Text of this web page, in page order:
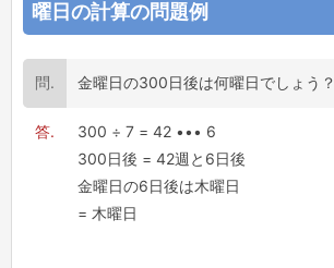
曜日の計算の問題例
金曜日の300日後は何曜日でしょう？
300 ÷ 7 = 42 ••• 6
300日後 = 42週と6日後
金曜日の6日後は木曜日
= 木曜日